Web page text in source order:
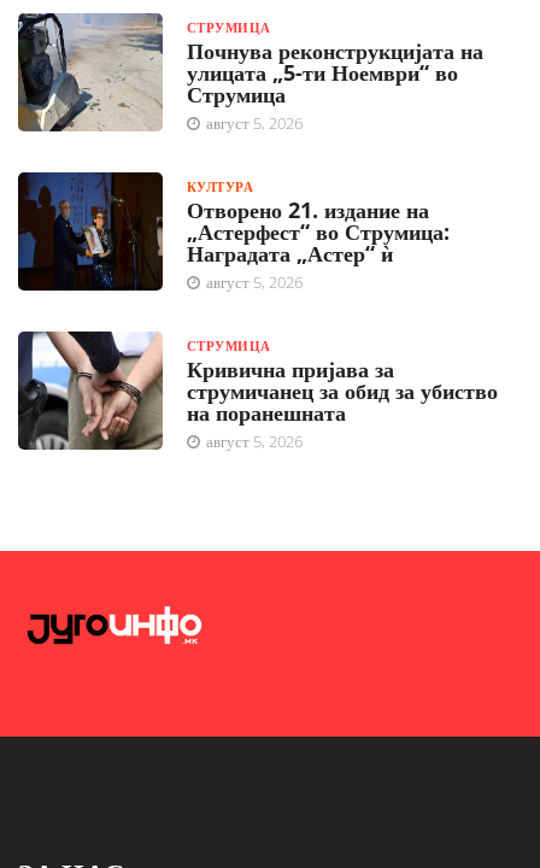
СТРУМИЦА
Почнува реконструкцијата на
улицата „5-ти Ноември“ во
Струмица
август 5, 2026
КУЛТУРА
Отворено 21. издание на
„Астерфест“ во Струмица:
Наградата „Астер“ ѝ
август 5, 2026
СТРУМИЦА
Кривична пријава за
струмичанец за обид за убиство
на поранешната
август 5, 2026